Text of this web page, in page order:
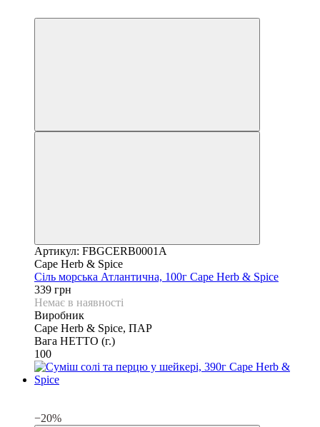
Артикул: FBGCERB0001A
Cape Herb & Spice
Сіль морська Атлантична, 100г Cape Herb & Spice
339 грн
Немає в наявності
Виробник
Cape Herb & Spice, ПАР
Вага НЕТТО (г.)
100
−20%